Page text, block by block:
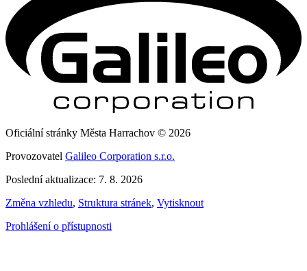
Oficiální stránky Města Harrachov © 2026
Provozovatel Galileo Corporation s.r.o.
Poslední aktualizace: 7. 8. 2026
Změna vzhledu, Struktura stránek, Vytisknout
Prohlášení o přístupnosti